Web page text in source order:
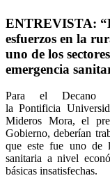
ENTREVISTA:
esfuerzos en la
uno de los
emergencia
Para el Decano
la Pontificia
Mideros Mora, el
Gobierno, deberían
que este fue uno de
sanitaria a nivel
básicas insatisfechas.